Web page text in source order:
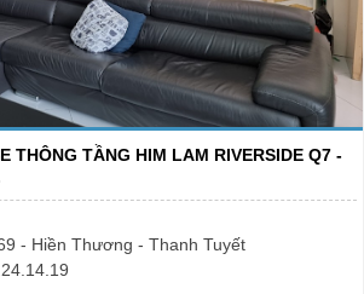
THÔNG TẦNG HIM LAM RIVERSIDE Q7 -
- Hiền Thương - Thanh Tuyết